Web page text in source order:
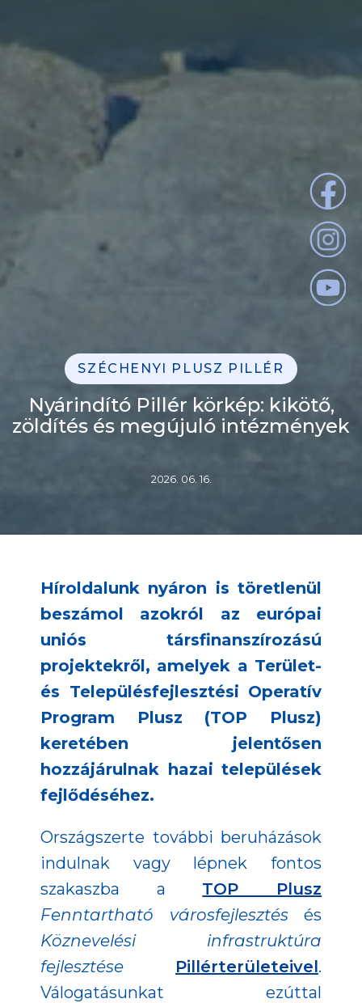
SZÉCHENYI PLUSZ PILLÉR
Nyárindító Pillér körkép: kikötő,
zöldítés és megújuló intézmények
2026. 06. 16.
Híroldalunk nyáron is töretlenül
beszámol azokról az európai
uniós társfinanszírozású
projektekről, amelyek a Terület-
és Településfejlesztési Operatív
Program Plusz (TOP Plusz)
keretében jelentősen
hozzájárulnak hazai települések
fejlődéséhez.
Országszerte további beruházások
indulnak vagy lépnek fontos
szakaszba a TOP Plusz
Fenntartható városfejlesztésés
Köznevelési infrastruktúra
fejlesztése Pillérterületeivel.
Válogatásunkat ezúttal